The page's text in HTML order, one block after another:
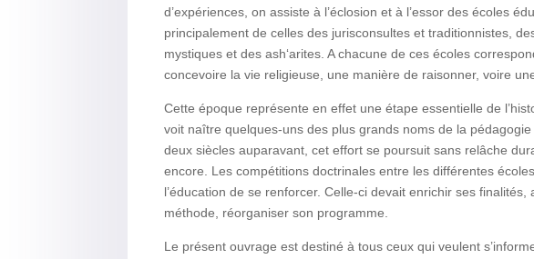
d’expériences, on assiste à l’éclosion et à l’essor des écoles
principalement de celles des jurisconsultes et traditionnistes,
mystiques et des ash‘arites. A chacune de ces écoles
concevoire la vie religieuse, une manière de raisonner, voire
Cette époque représente en effet une étape essentielle de
voit naître quelques-uns des plus grands noms de la
deux siècles auparavant, cet effort se poursuit sans relâche
encore. Les compétitions doctrinales entre les différentes
l’éducation de se renforcer. Celle-ci devait enrichir ses finalités,
méthode, réorganiser son programme.
Le présent ouvrage est destiné à tous ceux qui veulent